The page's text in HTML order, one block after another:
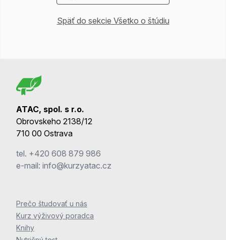
Späť do sekcie Všetko o štúdiu
ATAC, spol. s r.o.
Obrovskeho 2138/12
710 00 Ostrava
tel. +420 608 879 986
e-mail: info@kurzyatac.cz
Prečo študovať u nás
Kurz výživový poradca
Knihy